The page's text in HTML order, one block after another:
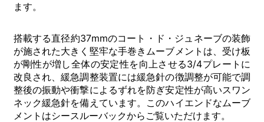
ます。
搭載する直径約37mmのコート・ド・ジュネーブの装飾
が施された大きく堅牢な手巻きムーブメントは、受け板
が剛性が増し全体の安定性を向上させる3/4プレートに
改良され、緩急調整装置には緩急針の徴調整が可能で調
整後の振動や衝撃によるずれを防ぎ安定性が高いスワン
ネック緩急針を備えています。このハイエンドなムーブ
メントはシースルーバックからご覧いただけます。